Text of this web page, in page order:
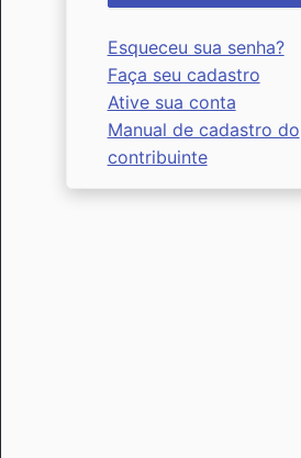
Esqueceu sua senha?
Faça seu cadastro
Ative sua conta
Manual de cadastro do
contribuinte